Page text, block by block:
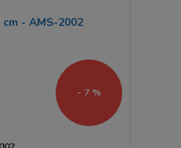
- 7 %